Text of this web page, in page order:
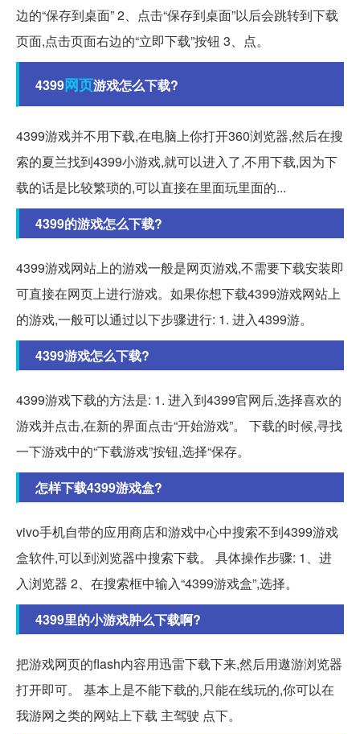
边的“保存到桌面” 2、点击“保存到桌面”以后会跳转到下载
页面,点击页面右边的“立即下载”按钮 3、点。
4399网页游戏怎么下载?
4399游戏并不用下载,在电脑上你打开360浏览器,然后在搜
索的夏兰找到4399小游戏,就可以进入了,不用下载,因为下
载的话是比较繁琐的,可以直接在里面玩里面的...
4399的游戏怎么下载?
4399游戏网站上的游戏一般是网页游戏,不需要下载安装即
可直接在网页上进行游戏。如果你想下载4399游戏网站上
的游戏,一般可以通过以下步骤进行: 1. 进入4399游。
4399游戏怎么下载?
4399游戏下载的方法是: 1. 进入到4399官网后,选择喜欢的
游戏并点击,在新的界面点击“开始游戏”。 下载的时候,寻找
一下游戏中的“下载游戏”按钮,选择“保存。
怎样下载4399游戏盒?
vivo手机自带的应用商店和游戏中心中搜索不到4399游戏
盒软件,可以到浏览器中搜索下载。 具体操作步骤: 1、进
入浏览器 2、在搜索框中输入“4399游戏盒”,选择。
4399里的小游戏肿么下载啊?
把游戏网页的flash内容用迅雷下载下来,然后用遨游浏览器
打开即可。 基本上是不能下载的,只能在线玩的,你可以在
我游网之类的网站上下载 主驾驶 点下。